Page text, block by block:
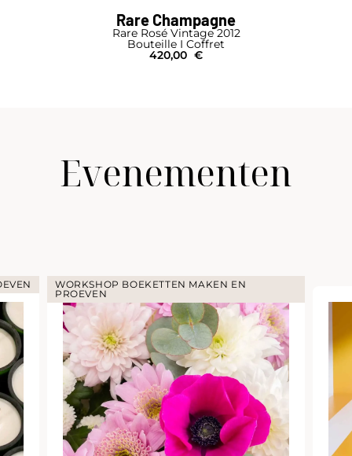
Rare Champagne
Rare Rosé Vintage 2012
Bouteille I Coffret
420,00 €
Evenementen
WORKSHOP BOEKETTEN MAKEN EN
PROEVEN